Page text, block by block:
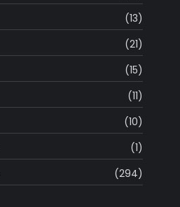
(13)
(21)
(15)
(11)
(10)
(1)
(294)